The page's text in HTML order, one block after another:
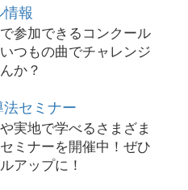
報
参加できるコンクール
つもの曲でチャレンジ
か？
セミナー
実地で学べるさまざま
ミナーを開催中！ぜひ
アップに！